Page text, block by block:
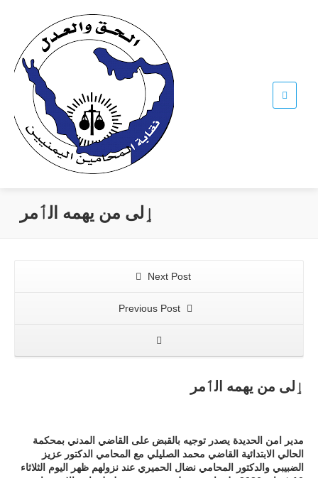
ٳلى من يهمه الٲمر
Next Post
Previous Post
ٳلى من يهمه الٲمر
مدير امن الحديدة يصدر توجيه بالقبض على القاضي المدني بمحكمة
الحالي الابتدائية القاضي محمد الصليلي مع المحامي الدكتور عزيز
الضبيبي والدكتور المحامي نضال الحميري عند نزولهم ظهر اليوم الثلاثاء